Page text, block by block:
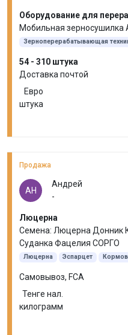
Оборудование для
Мобильная
Зерноперерабатывающая
54 - 310 штука
Доставка почтой
Евро
штука
Продажа
АН
Андрей
-
Люцерна
Семена: Люцерна Донник
Суданка Фацелия СОРГО
Люцерна Эспарцет
Самовывоз, FCA
Тенге нал.
килограмм